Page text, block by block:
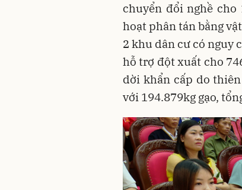
chuyển đổi nghề
hoạt phân tán bằng
2 khu dân cư có nguy
hỗ trợ đột xuất cho
dời khẩn cấp do
với 194.879kg gạo,